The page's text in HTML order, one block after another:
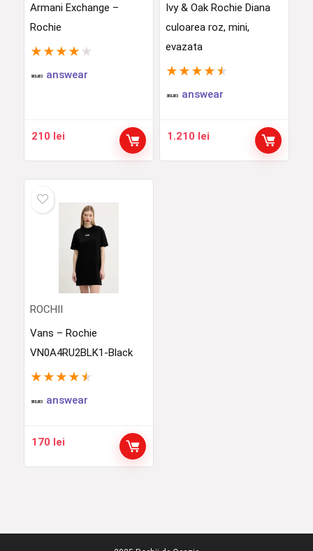
Armani Exchange –
Rochie
★ ★ ★ ★ ★
answear
210 lei
Ivy & Oak Rochie Diana
culoarea roz, mini,
evazata
★ ★ ★ ★ ★
answear
1.210 lei
ROCHII
Vans – Rochie
VN0A4RU2BLK1-Black
★ ★ ★ ★ ★
answear
170 lei